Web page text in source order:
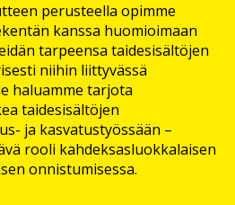
perusteella opimme
kanssa huomioimaan
tarpeensa taidesisältöjen
niihin liittyvässä
haluamme tarjota
taidesisältöjen
ja kasvatustyössään –
rooli kahdeksasluokkalaisen
onnistumisessa.